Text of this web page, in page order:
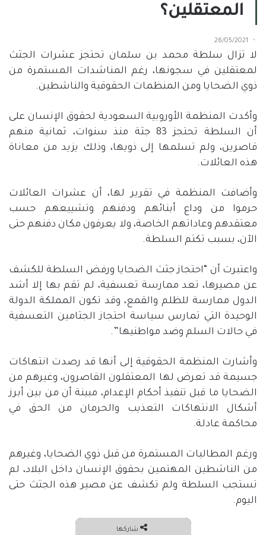
المعتقلين؟
26/05/2021
لا تزال سلطة محمد بن سلمان تحتجز عشرات الجثث
لمعتقلين في سجونها، رغم المناشدات المستمرة من
ذوي الضحايا ومن المنظمات الحقوقية والناشطين.
وأكدت ‌‌‌‏المنظمة الأوروبية السعودية لحقوق الإنسان على
أن السلطة تحتجز 83 جثة منذ سنوات، ثمانية منهم
قاصرين، ولم تسلمها إلى ذويها، وذلك يزيد من معاناة
هذه العائلات.
وأضافت المنظمة في تقرير لها، أن عشرات العائلات
حرموا من وداع أبنائهم ودفنهم وتشييعهم حسب
معتقدهم وعاداتهم الخاصة، ولا يعرفون مكان دفنهم حتى
الآن، بسبب تكتم السلطة.
واعتبرت أن “احتجاز جثث الضحايا ورفض السلطة للكشف
عن مصيرها، تعد ممارسة تعسفية، لم تقم بها إلا أشد
الدول ممارسة للظلم والقمع، وقد تكون المملكة الدولة
الوحيدة التي تمارس سياسة احتجاز الجثامين التعسفية
في حالات السلم وضد مواطنيها”.
وأشارت المنظمة الحقوقية إلى أنها قد رصدت انتهاكات
جسيمة قد تعرض لها المعتقلون القاصرون، وغيرهم من
الضحايا ما قبل تنفيذ أحكام الإعدام، مبينة أن من بين أبرز
أشكال الانتهاكات التعذيب والحرمان من الحق في
محاكمة عادلة.
ورغم المطالبات المستمرة من قبل ذوي الضحايا، وغيرهم
من الناشطين المهتمين بحقوق الإنسان داخل البلاد، لم
تستجب السلطة ولم تكشف عن مصير هذه الجثث حتى
اليوم.
شاركها